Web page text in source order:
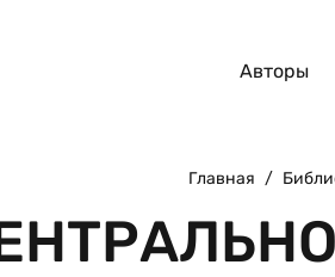
Авторы
Главная /